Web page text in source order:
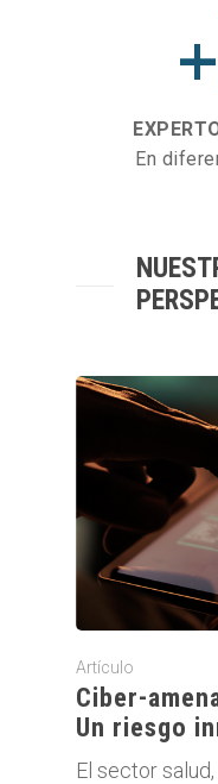
+
En
Artículo
Ciber-
Un riesgo
El sector